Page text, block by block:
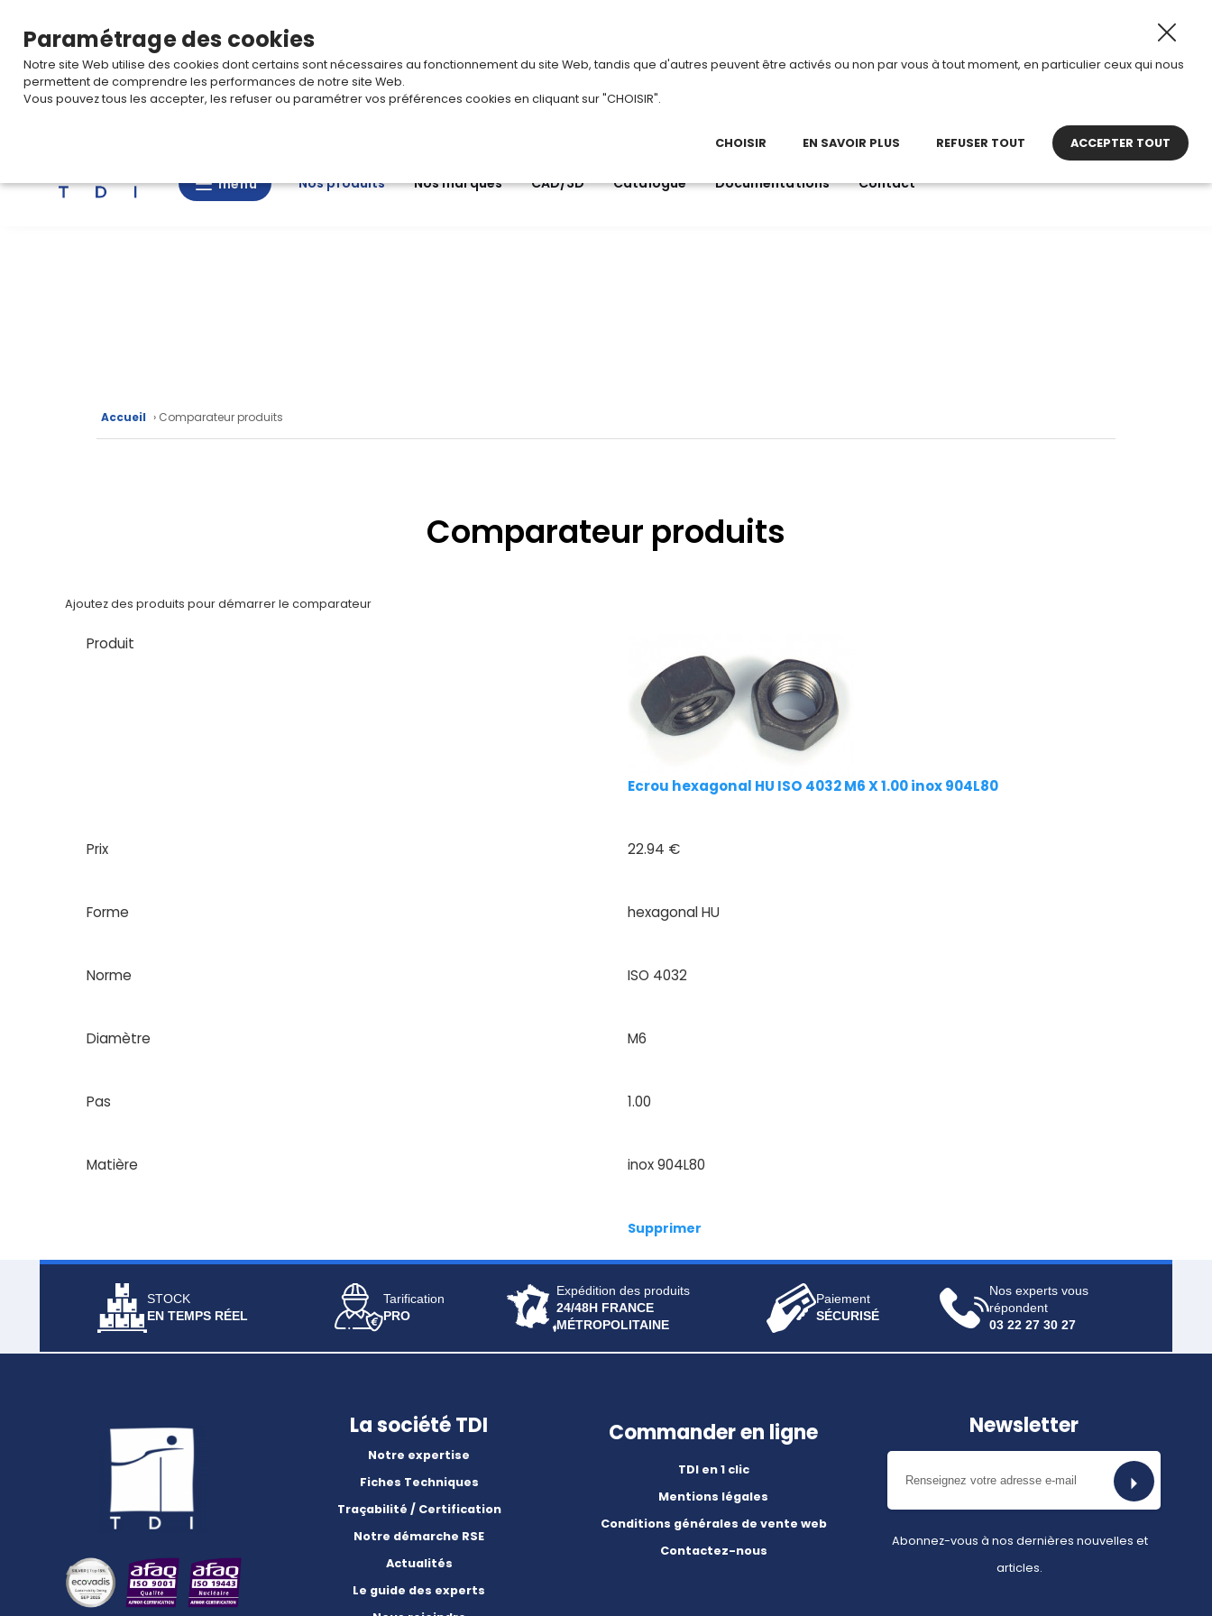
Du 3 au 28 août 2026, TDI passe en mode été. Horaires
techniques
Mon
panier
menu
menu Nos produits Nos marques CAD/3D Catalogue Documentations Contact
Accueil › Comparateur produits
Comparateur produits
Ajoutez des produits pour démarrer le comparateur
Produit
Ecrou hexagonal HU ISO 4032 M6 X 1.00 inox 904L80
Prix 22.94 €
Forme hexagonal HU
Norme ISO 4032
Diamètre M6
Pas 1.00
Matière inox 904L80
Supprimer
STOCK
EN TEMPS RÉEL
Tarification
PRO
Expédition des produits
24/48H FRANCE
MÉTROPOLITAINE
Paiement
SÉCURISÉ
Nos experts vous
répondent
03 22 27 30 27
La société TDI
Notre expertise
Fiches Techniques
Traçabilité / Certification
Notre démarche RSE
Actualités
Le guide des experts
Commander en ligne
TDI en 1 clic
Mentions légales
Conditions générales de vente web
Contactez-nous
Newsletter
Abonnez-vous à nos dernières nouvelles et
articles.
Paramétrage des cookies
Notre site Web utilise des cookies dont certains sont nécessaires au fonctionnement du site Web, tandis que d'autres peuvent être activés ou non par vous à tout moment, en particulier ceux qui nous
permettent de comprendre les performances de notre site Web.
Vous pouvez tous les accepter, les refuser ou paramétrer vos préférences cookies en cliquant sur "CHOISIR".
CHOISIR EN SAVOIR PLUS REFUSER TOUT ACCEPTER TOUT